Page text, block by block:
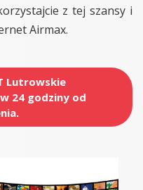
z tej szansy i
Airmax.
Lutrowskie
24 godziny od